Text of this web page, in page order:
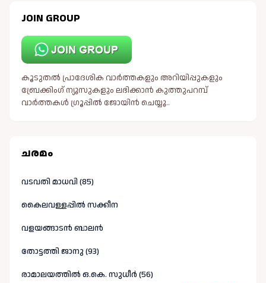
JOIN GROUP
കൂടുതൽ പ്രാദേശിക വാർത്തകളും അറിയിപ്പുകളും
ബ്രേക്കിംഗ് ന്യൂസുകളും ലഭിക്കാൻ കുത്തുപറമ്പ്
വാർത്തകൾ ഗ്രൂപ്പിൽ ജോയിൻ ചെയ്യൂ..
ചരമം
വടവതി മാധവി (85)
കൈലവള്ളപ്പിൽ സക്കീന
വളയങ്ങാടൻ ബാലൻ
തോട്ടത്തി ജാനു (93)
രാമാലയത്തിൽ ഒ.കെ. സുധീർ (56)